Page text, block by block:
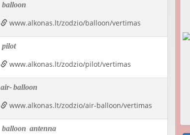
balloon
www.alkonas.lt/zodzio/balloon/vertimas
pilot
www.alkonas.lt/zodzio/pilot/vertimas
air-balloon
www.alkonas.lt/zodzio/air-balloon/vertimas
balloon antenna